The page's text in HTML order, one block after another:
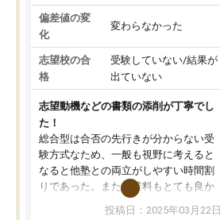
偏差値の変
化
変わらなかった
志望校の合
格
受験していない/結果が
出ていない
志望動機などの書類の添削が丁寧でし
た！
総合型は合否の先行きが分からない受
験方式なため、一般も視野に考えると
なると他塾との両立がしやすい時間割
りであった。また授業料もとても良か
投稿日：2025年03月22日